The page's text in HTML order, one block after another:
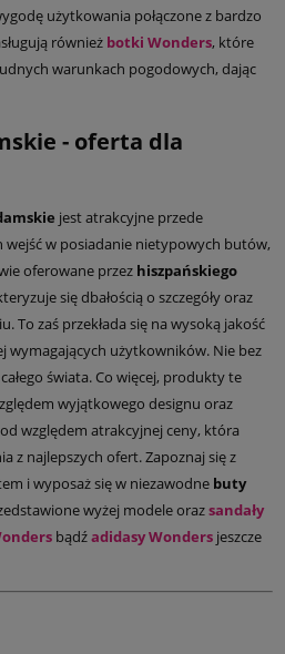
użytkowania połączone z bardzo
również botki Wonders, które
warunkach pogodowych, dając
- oferta dla
jest atrakcyjne przede
w posiadanie nietypowych butów,
oferowane przez hiszpańskiego
się dbałością o szczegóły oraz
To zaś przekłada się na wysoką jakość
wymagających użytkowników. Nie bez
świata. Co więcej, produkty te
wyjątkowego designu oraz
względem atrakcyjnej ceny, która
z najlepszych ofert. Zapoznaj się z
i wyposaż się w niezawodne buty
wyżej modele orazsandały
bądźadidasy Wonders jeszcze